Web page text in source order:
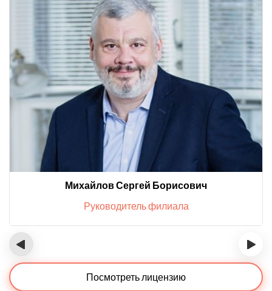
Михайлов Сергей Борисович
Руководитель филиала
‹ ›
Посмотреть лицензию